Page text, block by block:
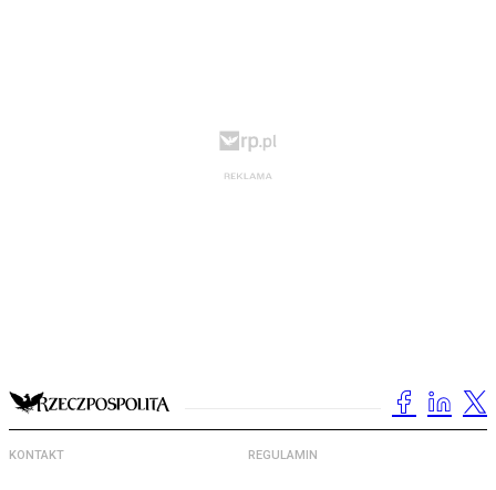
KONTAKT REGULAMIN